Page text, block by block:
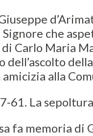
che
Carlo Maria
dell’ascolto
amicizia alla
61. La sepoltura
fa memoria di